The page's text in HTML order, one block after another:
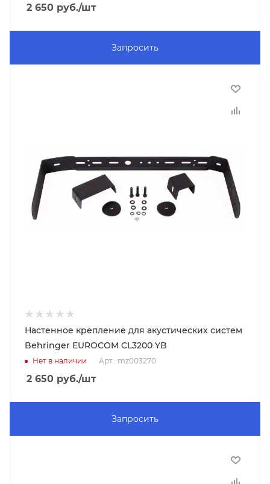
2 650 руб./шт
Запросить
Настенное крепление для акустических систем
Behringer EUROCOM CL3200 YB
Нет в наличии Арт.: mz003270
2 650 руб./шт
Запросить